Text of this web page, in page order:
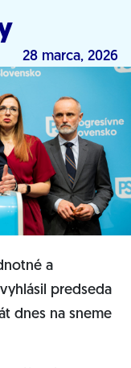
28 marca, 2026
a
predseda
dnes na sneme